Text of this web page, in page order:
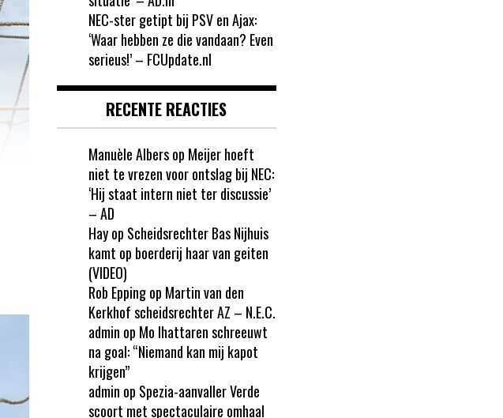
NEC-ster getipt bij PSV en Ajax:
‘Waar hebben ze die vandaan? Even
serieus!’ – FCUpdate.nl
RECENTE REACTIES
Manuèle Albersop Meijer hoeft
niet te vrezen voor ontslag bij NEC:
‘Hij staat intern niet ter discussie’
– AD
Hayop Scheidsrechter Bas Nijhuis
kamt op boerderij haar van geiten
(VIDEO)
Rob Eppingop Martin van den
Kerkhof scheidsrechter AZ – N.E.C.
admin op Mo Ihattaren schreeuwt
na goal: “Niemand kan mij kapot
krijgen”
admin op Spezia-aanvaller Verde
scoort met spectaculaire omhaal